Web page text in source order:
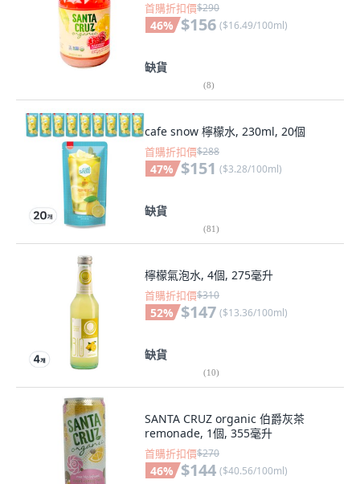
首購折扣價$290
46% $156 ($16.49/100ml)
缺貨
(8)
cafe snow 檸檬水, 230ml, 20個
首購折扣價$288
47% $151 ($3.28/100ml)
缺貨
(81)
檸檬氣泡水, 4個, 275毫升
首購折扣價$310
52% $147 ($13.36/100ml)
缺貨
(10)
SANTA CRUZ organic 伯爵灰茶
remonade, 1個, 355毫升
首購折扣價$270
46% $144 ($40.56/100ml)